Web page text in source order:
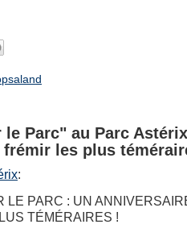
le Parc" au Parc
les plus
:
LE PARC : UN
TÉMÉRAIRES !